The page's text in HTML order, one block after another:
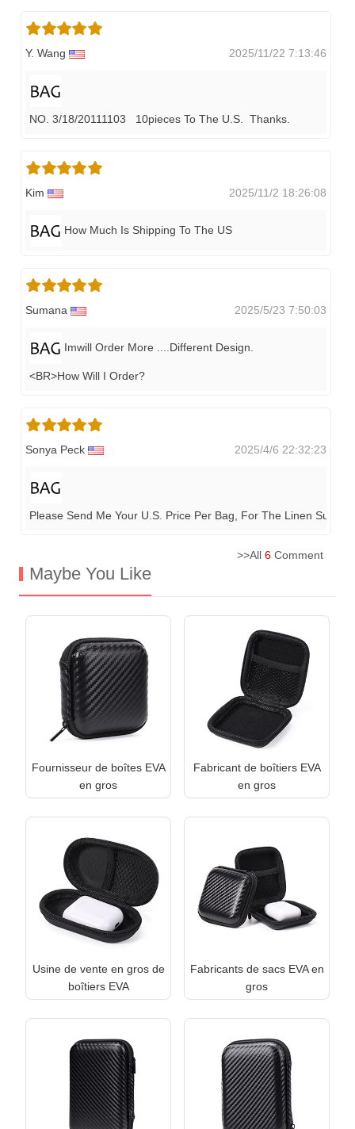
Y. Wang 2025/11/22 7:13:46
NO. 3/18/20111103 10pieces To The U.S. Thanks.
Kim 2025/11/2 18:26:08
How Much Is Shipping To The US
Sumana 2025/5/23 7:50:03
Imwill Order More ....different Design.
<BR>How Will I Order?
Sonya Peck 2025/4/6 22:32:23
Please Send Me Your U.s. Price Per Bag, For The Linen
>>All 6 Comment
Maybe You Like
Fournisseur de boîtes EVA
en gros
Fabricant de boîtiers EVA
en gros
Usine de vente en gros de
boîtiers EVA
Fabricants de sacs EVA en
gros